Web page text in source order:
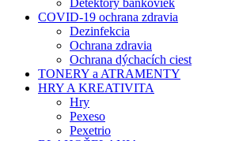
Detektory bankoviek
COVID-19 ochrana zdravia
Dezinfekcia
Ochrana zdravia
Ochrana dýchacích ciest
TONERY a ATRAMENTY
HRY A KREATIVITA
Hry
Pexeso
Pexetrio